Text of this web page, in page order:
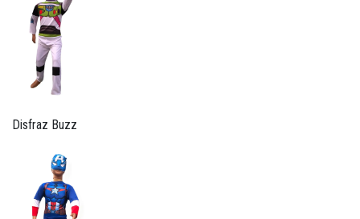
Disfraz Buzz